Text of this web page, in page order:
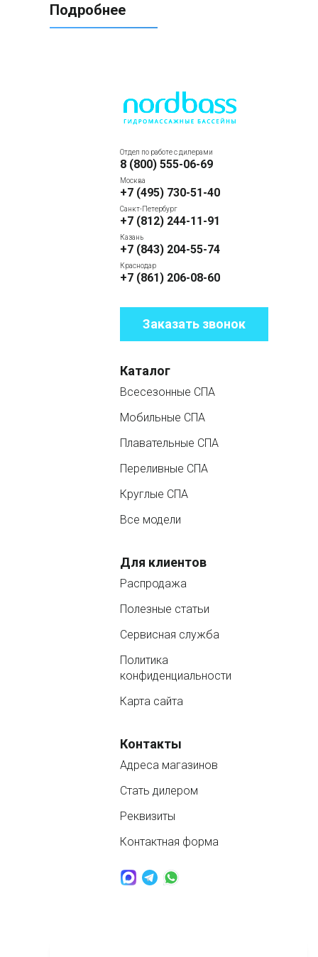
Подробнее
Отдел по работе с дилерами
8 (800) 555-06-69
Москва
+7 (495) 730-51-40
Санкт-Петербург
+7 (812) 244-11-91
Казань
+7 (843) 204-55-74
Краснодар
+7 (861) 206-08-60
Заказать звонок
Каталог
Всесезонные СПА
Мобильные СПА
Плавательные СПА
Переливные СПА
Круглые СПА
Все модели
Для клиентов
Распродажа
Полезные статьи
Сервисная служба
Политика
конфиденциальности
Карта сайта
Контакты
Адреса магазинов
Стать дилером
Реквизиты
Контактная форма